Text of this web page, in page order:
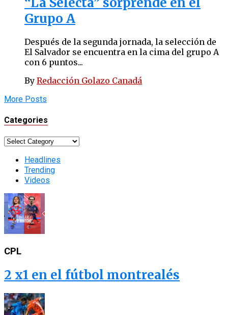
Grupo A
Después de la segunda jornada, la selección de
El Salvador se encuentra en la cima del grupo A
con 6 puntos...
By Redacción Golazo Canadá
More Posts
Categories
Categories
Headlines
Trending
Videos
CPL
2 x1 en el fútbol montrealés